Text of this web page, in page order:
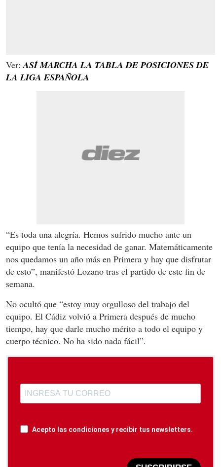
Ver: ASÍ MARCHA LA TABLA DE POSICIONES DE
LA LIGA ESPAÑOLA
“Es toda una alegría. Hemos sufrido mucho ante un
equipo que tenía la necesidad de ganar. Matemáticamente
nos quedamos un año más en Primera y hay que disfrutar
de esto”, manifestó Lozano tras el partido de este fin de
semana.
No ocultó que “estoy muy orgulloso del trabajo del
equipo. El Cádiz volvió a Primera después de mucho
tiempo, hay que darle mucho mérito a todo el equipo y
cuerpo técnico. No ha sido nada fácil”.
Acepto las condiciones y recibir tus newsletters.